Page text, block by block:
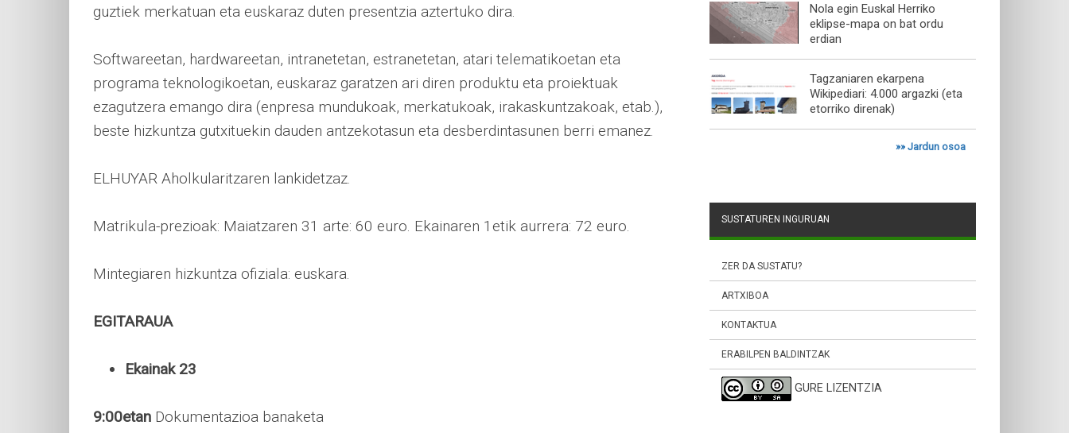
guztiek merkatuan eta euskaraz duten presentzia aztertuko dira.
Softwareetan, hardwareetan, intranetetan, estranetetan, atari telematikoetan eta
programa teknologikoetan, euskaraz garatzen ari diren produktu eta proiektuak
ezagutzera emango dira (enpresa mundukoak, merkatukoak, irakaskuntzakoak, etab.),
beste hizkuntza gutxituekin dauden antzekotasun eta desberdintasunen berri emanez.
ELHUYAR Aholkularitzaren lankidetzaz.
Matrikula-prezioak: Maiatzaren 31 arte: 60 euro. Ekainaren 1etik aurrera: 72 euro.
Mintegiaren hizkuntza ofiziala: euskara.
EGITARAUA
Ekainak 23
9:00etan Dokumentazioa banaketa
Nola egin Euskal Herriko
eklipse-mapa on bat ordu
erdian
Tagzaniaren ekarpena
Wikipediari: 4.000 argazki (eta
etorriko direnak)
»»Jardun osoa
SUSTATUREN INGURUAN
ZER DA SUSTATU?
ARTXIBOA
KONTAKTUA
ERABILPEN BALDINTZAK
GURE LIZENTZIA